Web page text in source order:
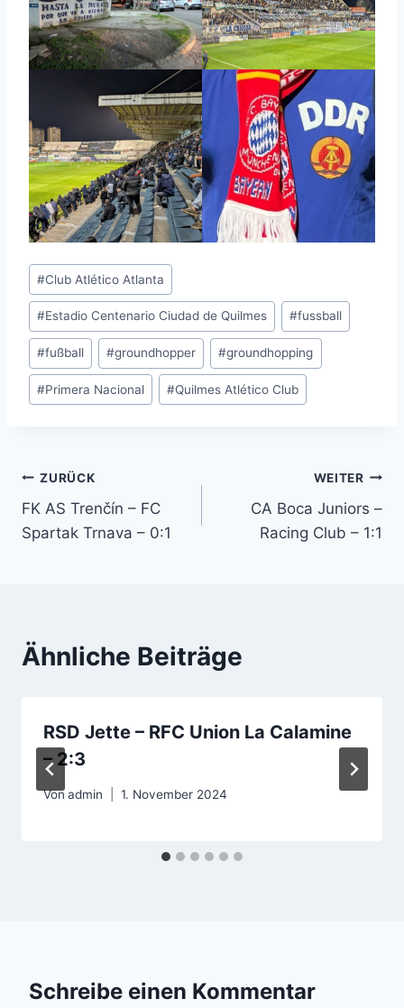
Schlagworte:
#Club Atlético Atlanta
#Estadio Centenario Ciudad de Quilmes #fussball
#fußball #groundhopper #groundhopping
#Primera Nacional #Quilmes Atlético Club
Beitragsnavigation
ZURÜCK
FK AS Trenčín – FC
Spartak Trnava – 0:1
WEITER
CA Boca Juniors –
Racing Club – 1:1
Ähnliche Beiträge
RSD Jette – RFC Union La Calamine
– 2:3
Vonadmin 1. November 2024
Schreibe einen Kommentar